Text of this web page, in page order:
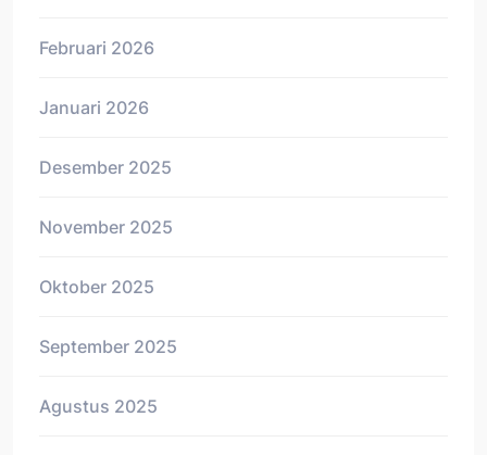
Februari 2026
Januari 2026
Desember 2025
November 2025
Oktober 2025
September 2025
Agustus 2025